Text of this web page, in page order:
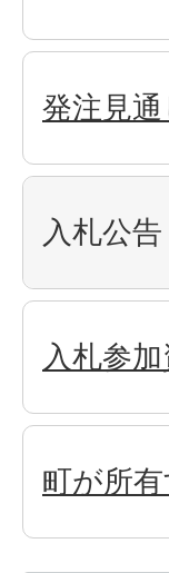
発注見通
入札公告
入札参
町が所